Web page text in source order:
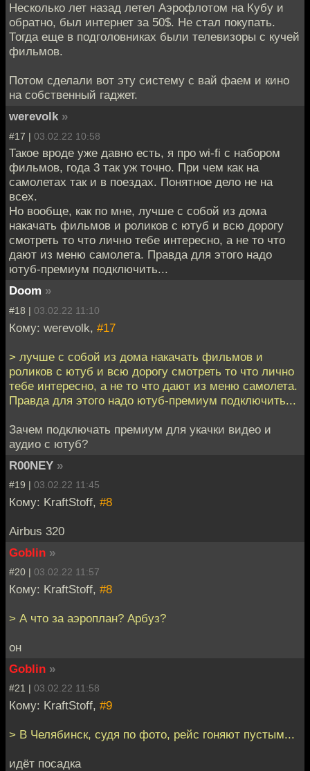
Несколько лет назад летел Аэрофлотом на Кубу и
обратно, был интернет за 50$. Не стал покупать.
Тогда еще в подголовниках были телевизоры с кучей
фильмов.
Потом сделали вот эту систему с вай фаем и кино
на собственный гаджет.
werevolk »
#17 | 03.02.22 10:58
Такое вроде уже давно есть, я про wi-fi с набором
фильмов, года 3 так уж точно. При чем как на
самолетах так и в поездах. Понятное дело не на
всех.
Но вообще, как по мне, лучше с собой из дома
накачать фильмов и роликов с ютуб и всю дорогу
смотреть то что лично тебе интересно, а не то что
дают из меню самолета. Правда для этого надо
ютуб-премиум подключить...
Doom »
#18 | 03.02.22 11:10
Кому: werevolk, #17
> лучше с собой из дома накачать фильмов и
роликов с ютуб и всю дорогу смотреть то что лично
тебе интересно, а не то что дают из меню самолета.
Правда для этого надо ютуб-премиум подключить...
Зачем подключать премиум для укачки видео и
аудио с ютуб?
R00NEY »
#19 | 03.02.22 11:45
Кому: KraftStoff, #8
Airbus 320
Goblin »
#20 | 03.02.22 11:57
Кому: KraftStoff, #8
> А что за аэроплан? Арбуз?
он
Goblin »
#21 | 03.02.22 11:58
Кому: KraftStoff, #9
> В Челябинск, судя по фото, рейс гоняют пустым...
идёт посадка